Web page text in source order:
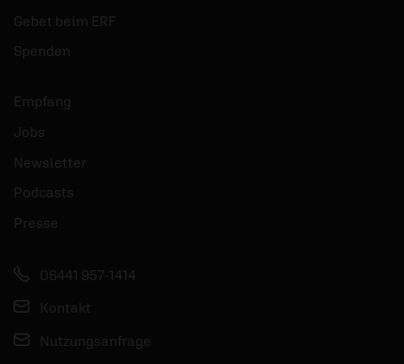
Gebet beim ERF
Spenden
Empfang
Jobs
Newsletter
Podcasts
Presse
06441 957-1414
Kontakt
Nutzungsanfrage